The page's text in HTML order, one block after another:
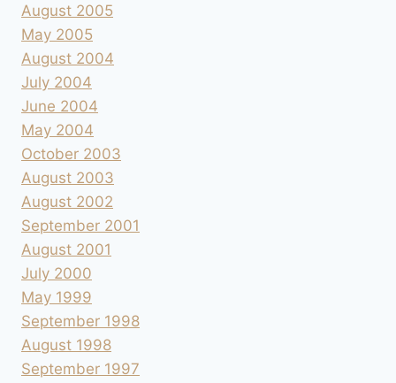
August 2005
May 2005
August 2004
July 2004
June 2004
May 2004
October 2003
August 2003
August 2002
September 2001
August 2001
July 2000
May 1999
September 1998
August 1998
September 1997